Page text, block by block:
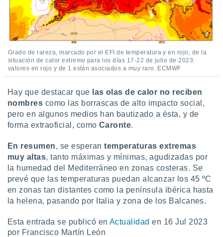
Grado de rareza, marcado por el EFI de temperatura y en rojo, de la
situación de calor extremo para los días 17-22 de julio de 2023:
valores en rojo y de 1 están asociados a muy raro. ECMWF
Hay que destacar que las olas de calor no reciben
nombres como las borrascas de alto impacto social,
pero en algunos medios han bautizado a ésta, y de
forma extraoficial, como Caronte.
En resumen, se esperantemperaturas extremas
muy altas, tanto máximas y mínimas, agudizadas por
la humedad del Mediterráneo en zonas costeras. Se
prevé que las temperaturas puedan alcanzar los 45 ºC
en zonas tan distantes como la península ibérica hasta
la helena, pasando por Italia y zona de los Balcanes.
Esta entrada se publicó en Actualidad en 16 Jul 2023
por Francisco Martín León